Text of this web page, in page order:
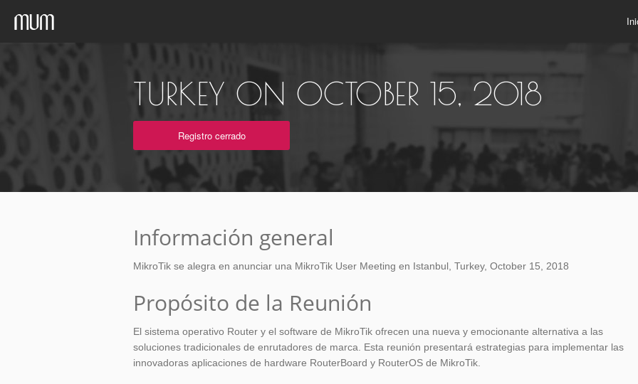
TURKEY ON OCTOBER 15, 2018
Registro cerrado
Información general
MikroTik se alegra en anunciar una MikroTik User Meeting en Istanbul, Turkey, October 15, 2018
Propósito de la Reunión
El sistema operativo Router y el software de MikroTik ofrecen una nueva y emocionante alternativa a las
soluciones tradicionales de enrutadores de marca. Esta reunión presentará estrategias para implementar las
innovadoras aplicaciones de hardware RouterBoard y RouterOS de MikroTik.